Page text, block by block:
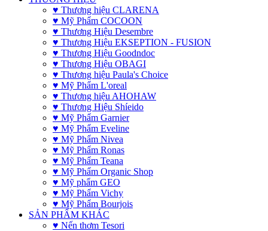
♥ Thương hiệu CLARENA
♥ Mỹ Phẩm COCOON
♥ Thương Hiệu Desembre
♥ Thương Hiệu EKSEPTION - FUSION
♥ Thương Hiệu Goodndoc
♥ Thương Hiệu OBAGI
♥ Thương hiệu Paula's Choice
♥ Mỹ Phẩm L'oreal
♥ Thương hiệu AHOHAW
♥ Thương Hiệu Shíeido
♥ Mỹ Phẩm Garnier
♥ Mỹ Phẩm Eveline
♥ Mỹ Phẩm Nivea
♥ Mỹ Phẩm Ronas
♥ Mỹ Phẩm Teana
♥ Mỹ Phẩm Organic Shop
♥ Mỹ phẩm GEO
♥ Mỹ Phẩm Vichy
♥ Mỹ Phẩm Bourjois
SẢN PHẨM KHÁC
♥ Nến thơm Tesori